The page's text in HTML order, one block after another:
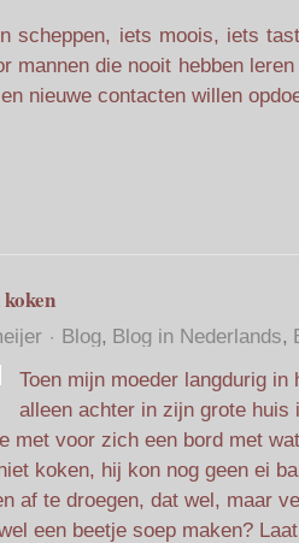
scheppen, iets moois, iets
mannen die nooit hebben
nieuwe contacten willen
Blog Blog in Nederlands
Toen mijn moeder langdurig
alleen achter in zijn grote huis
met voor zich een bord met
koken, hij kon nog geen ei
af te droegen, dat wel, maar
een beetje soep maken?